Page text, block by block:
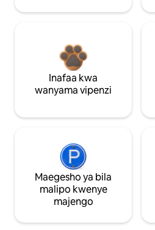
Inafaa kwa
wanyama vipenzi
Maegesho ya bila
malipo kwenye
majengo